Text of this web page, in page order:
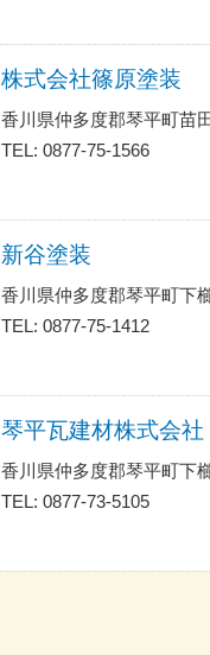
株式会社篠原塗装
香川県仲多度郡琴平町苗
TEL: 0877-75-1566
新谷塗装
香川県仲多度郡琴平町下
TEL: 0877-75-1412
琴平瓦建材株式会社
香川県仲多度郡琴平町下
TEL: 0877-73-5105